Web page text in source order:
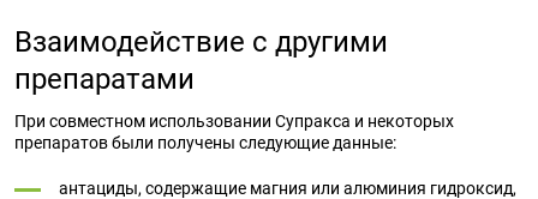
Взаимодействие с другими
препаратами
При совместном использовании Супракса и некоторых
препаратов были получены следующие данные:
антациды, содержащие магния или алюминия гидроксид,